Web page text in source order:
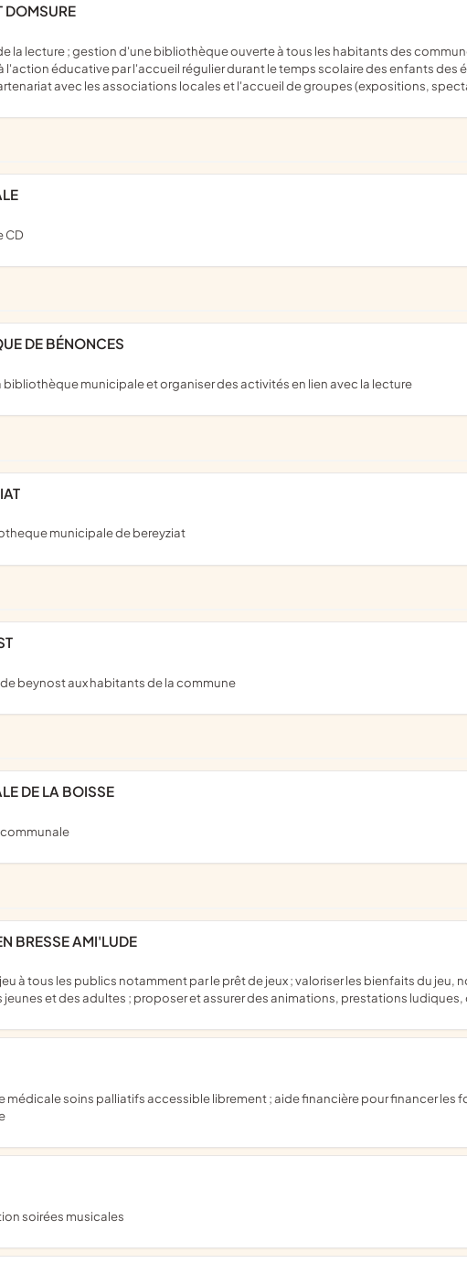
DOMSURE
éducative par l'accueil régulier durant le temps scolaire des enfants des
avec les associations locales et l'accueil de groupes (expositions,
CD
DE BÉNONCES
bibliothèque municipale et organiser des activités en lien avec la lecture
municipale de bereyziat
beynost aux habitants de la commune
DE LA BOISSE
communale
BRESSE AMI'LUDE
et des adultes ; proposer et assurer des animations, prestations
soirées musicales